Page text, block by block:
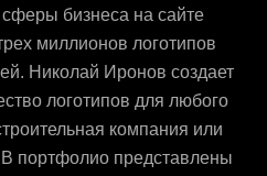
бизнеса на сайте
миллионов логотипов
Николай Иронов создает
логотипов для любого
компания или
В портфолио представлены